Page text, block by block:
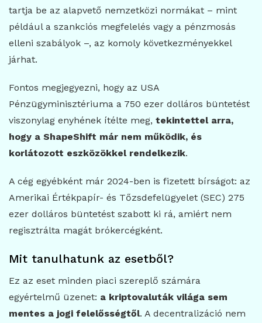
tartja be az alapvető nemzetközi normákat – mint
például a szankciós megfelelés vagy a pénzmosás
elleni szabályok –, az komoly következményekkel
járhat.
Fontos megjegyezni, hogy az USA
Pénzügyminisztériuma a 750 ezer dolláros büntetést
viszonylag enyhének ítélte meg, tekintettel arra,
hogy a ShapeShift már nem működik, és
korlátozott eszközökkel rendelkezik.
A cég egyébként már 2024-ben is fizetett bírságot: az
Amerikai Értékpapír- és Tőzsdefelügyelet (SEC) 275
ezer dolláros büntetést szabott ki rá, amiért nem
regisztrálta magát brókercégként.
Mit tanulhatunk az esetből?
Ez az eset minden piaci szereplő számára
egyértelmű üzenet: a kriptovaluták világa sem
mentes a jogi felelősségtől. A decentralizáció nem